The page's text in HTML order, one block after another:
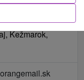
Kežmarok,